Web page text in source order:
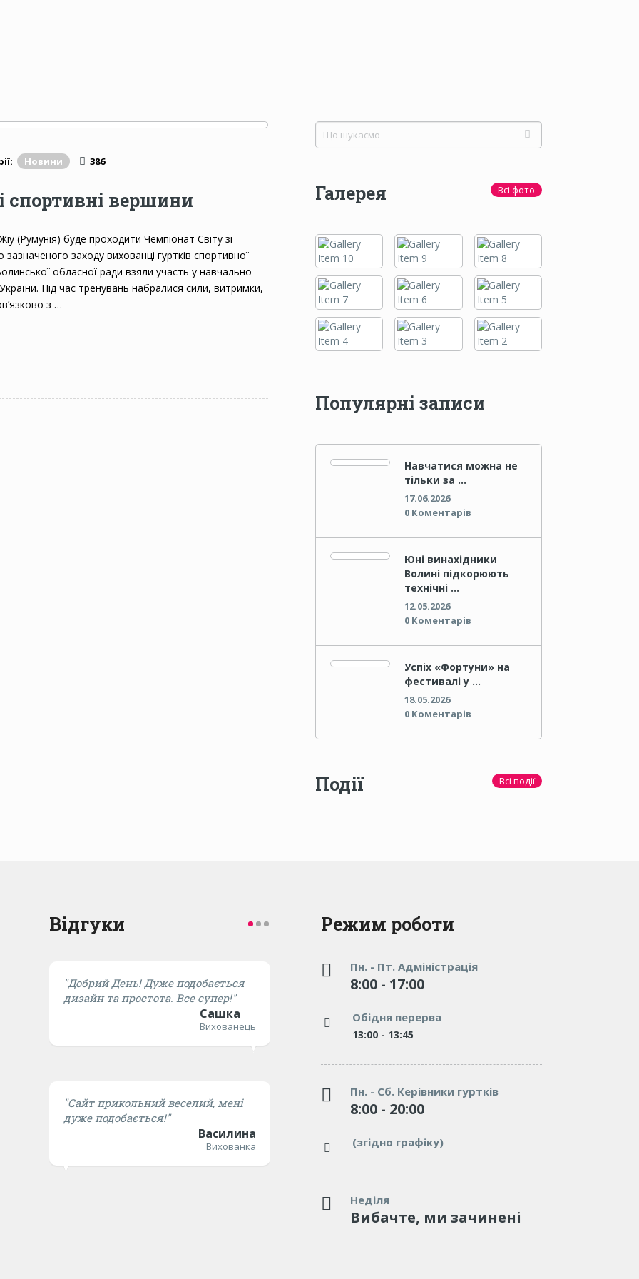
Новини 386
спортивні вершини
(Румунія) буде проходити Чемпіонат Світу зі
зазначеного заходу вихованці гуртків спортивної
обласної ради взяли участь у навчально-
Під час тренувань набралися сили, витримки,
з …
Галерея Всі фото
Популярні записи
Навчатися можна не
тільки за …
17.06.2026
0 Коментарів
Юні винахідники
Волині підкорюють
технічні …
12.05.2026
0 Коментарів
Успіх «Фортуни» на
фестивалі у …
18.05.2026
0 Коментарів
Події Всі події
Відгуки
"Добрий День! Дуже подобається
дизайн та простота. Все супер!"
Сашка
Вихованець
"Сайт прикольний веселий, мені
дуже подобається!"
Василина
Вихованка
"We’ve tried dozens of elementary
schools, but none of them can be
compared to Burgess. Affectionate,
and caring."
Teacher
"We’ve tried many schools, but none
of them can be compared to Burgess.
Affectionate, and caring."
Режим роботи
Пн. - Пт. Адміністрація
8:00 - 17:00
Обідня перерва
13:00 - 13:45
Пн. - Сб. Керівники гуртків
8:00 - 20:00
(згідно графіку)
Неділя
Вибачте, ми зачинені